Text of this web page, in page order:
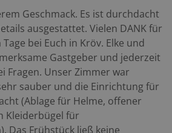
und Waldstücke. Immer
Aussichten hinüber nach
Aber klar doch. Die Mosel
der 160
Mosaikfußboden einer
Gelegenheit, antike Luft zu
ließ sich hier im 2.
nieder und baute eine der
der ganzen Mosel. Alleine das
Geschmack. Es ist durchdacht
ausgestattet. Vielen DANK für
bei Euch in Kröv. Elke und
Gastgeber und jederzeit
Fragen. Unser Zimmer war
sauber und die Einrichtung für
(Ablage für Helme, offener
Kleiderbügel für
Das Frühstück ließ keine